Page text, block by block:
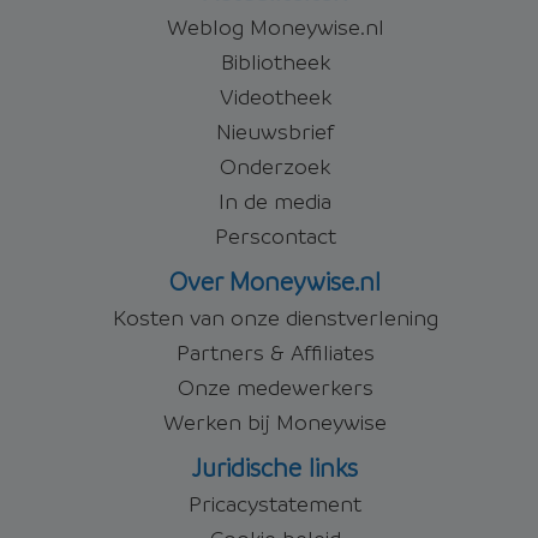
Weblog Moneywise.nl
Bibliotheek
Videotheek
Nieuwsbrief
Onderzoek
In de media
Perscontact
Over Moneywise.nl
Kosten van onze dienstverlening
Partners & Affiliates
Onze medewerkers
Werken bij Moneywise
Juridische links
Pricacystatement